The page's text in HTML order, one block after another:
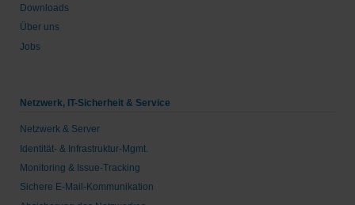
Downloads
Über uns
Jobs
Netzwerk, IT-Sicherheit & Service
Netzwerk & Server
Identität- & Infrastruktur-Mgmt.
Monitoring & Issue-Tracking
Sichere E-Mail-Kommunikation